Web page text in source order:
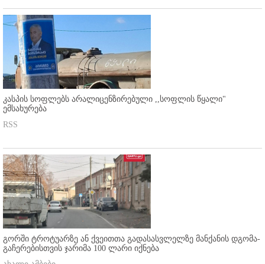
კასპის სოფლებს არალიცენზირებული ,,სოფლის წყალი"
ემსახურება
RSS
გორში ტროტუარზე ან ქვეითთა გადასასვლელზე მანქანის დგომა-
გაჩერებისთვის ჯარიმა 100 ლარი იქნება